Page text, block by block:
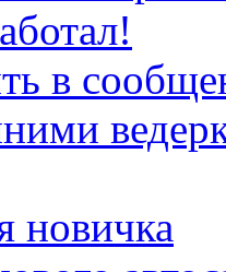
в
новичка